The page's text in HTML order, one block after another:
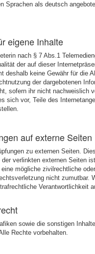
Sprachen als deutsch
eigene Inhalte
nach § 7 Abs.1
der auf dieser
deshalb keine Gewähr für
der dargebotenen
sofern ihr nicht
sich vor, Teile des
auf externe Seiten
zu externen Seiten.
verlinkten externen Seiten
mögliche zivilrechtliche
nicht
sowie die sonstigen
Rechte vorbehalten.